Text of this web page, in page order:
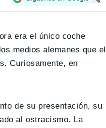
era el único coche
medios alemanes que el
Curiosamente, en
de su presentación, su
al ostracismo. La